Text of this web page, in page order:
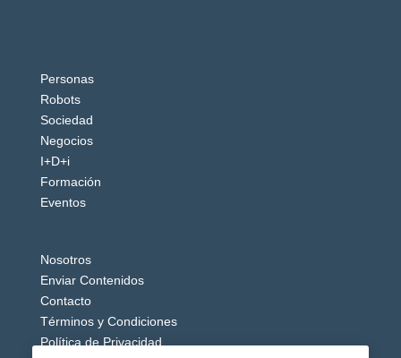
Personas
Robots
Sociedad
Negocios
I+D+i
Formación
Eventos
Nosotros
Enviar Contenidos
Contacto
Términos y Condiciones
Política de Privacidad